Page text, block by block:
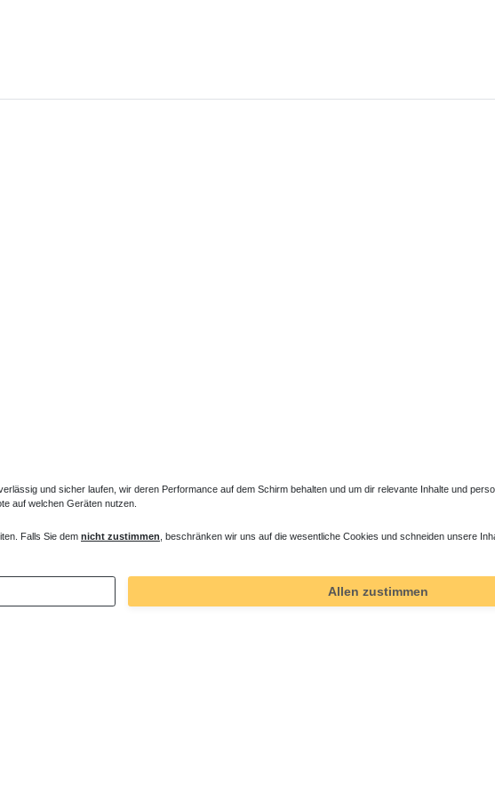
Anschlussgarnitur Heizkörper Kombibetrieb Heizstab ab 300 Watt
110,00 € *
Sonderanschluß
90,00 € *
*inkl. ges. MwSt.
und sicher laufen, wir deren Performance auf dem Schirm behalten und um dir relevante Inhalte und
auf welchen Geräten nutzen.
Falls Sie dem nicht zustimmen , beschränken wir uns auf die wesentliche Cookies und schneiden unsere
Allen zustimmen